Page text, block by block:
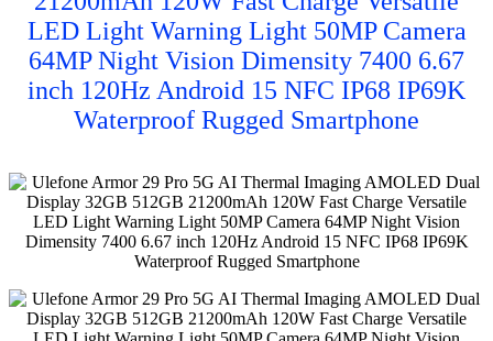
LED Light Warning Light 50MP Camera
64MP Night Vision Dimensity 7400 6.67
inch 120Hz Android 15 NFC IP68 IP69K
Waterproof Rugged Smartphone